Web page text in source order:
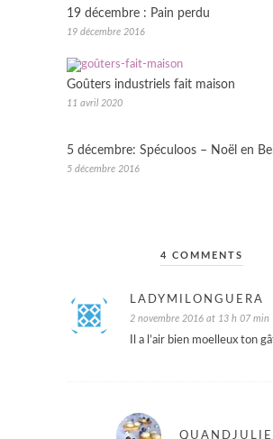
19 décembre : Pain perdu
19 décembre 2016
Goûters industriels fait maison
11 avril 2020
5 décembre: Spéculoos – Noël en
5 décembre 2016
4 COMMENTS
LADYMILONGUERA
2 novembre 2016 at 13 h 07 min
Il a l’air bien moelleux ton